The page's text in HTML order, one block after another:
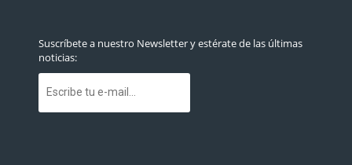
Suscríbete a nuestro Newsletter y estérate de las últimas
noticias: